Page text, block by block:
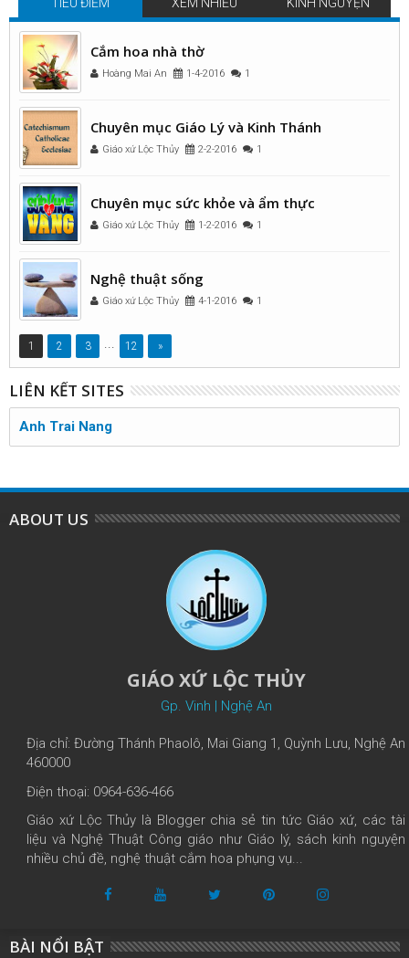
TIÊU ĐIỂM XEM NHIỀU KINH NGUYỆN
Cắm hoa nhà thờ
Hoàng Mai An 1-4-2016 1
Chuyên mục Giáo Lý và Kinh Thánh
Giáo xứ Lộc Thủy 2-2-2016 1
Chuyên mục sức khỏe và ẩm thực
Giáo xứ Lộc Thủy 1-2-2016 1
Nghệ thuật sống
Giáo xứ Lộc Thủy 4-1-2016 1
1 2 3 ... 12 »
LIÊN KẾT SITES
Anh Trai Nang
ABOUT US
GIÁO XỨ LỘC THỦY
Gp. Vinh | Nghệ An
Địa chỉ: Đường Thánh Phaolô, Mai Giang 1, Quỳnh Lưu, Nghệ An
460000
Điện thoại: 0964-636-466
Giáo xứ Lộc Thủy là Blogger chia sẻ tin tức Giáo xứ, các tài
liệu và Nghệ Thuật Công giáo như Giáo lý, sách kinh nguyện
nhiều chủ đề, nghệ thuật cắm hoa phụng vụ...
BÀI NỔI BẬT